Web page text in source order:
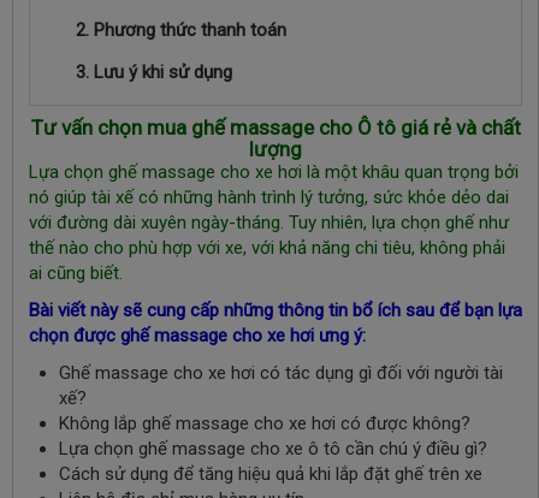
2. Phương thức thanh toán
3. Lưu ý khi sử dụng
Tư vấn chọn mua ghế massage cho Ô tô giá rẻ và chất
lượng
Lựa chọn ghế massage cho xe hơi là một khâu quan trọng bởi
nó giúp tài xế có những hành trình lý tưởng, sức khỏe dẻo dai
với đường dài xuyên ngày-tháng. Tuy nhiên, lựa chọn ghế như
thế nào cho phù hợp với xe, với khả năng chi tiêu, không phải
ai cũng biết.
Bài viết này sẽ cung cấp những thông tin bổ ích sau để bạn lựa
chọn được ghế massage cho xe hơi ưng ý:
Ghế massage cho xe hơi có tác dụng gì đối với người tài
xế?
Không lắp ghế massage cho xe hơi có được không?
Lựa chọn ghế massage cho xe ô tô cần chú ý điều gì?
Cách sử dụng để tăng hiệu quả khi lắp đặt ghế trên xe